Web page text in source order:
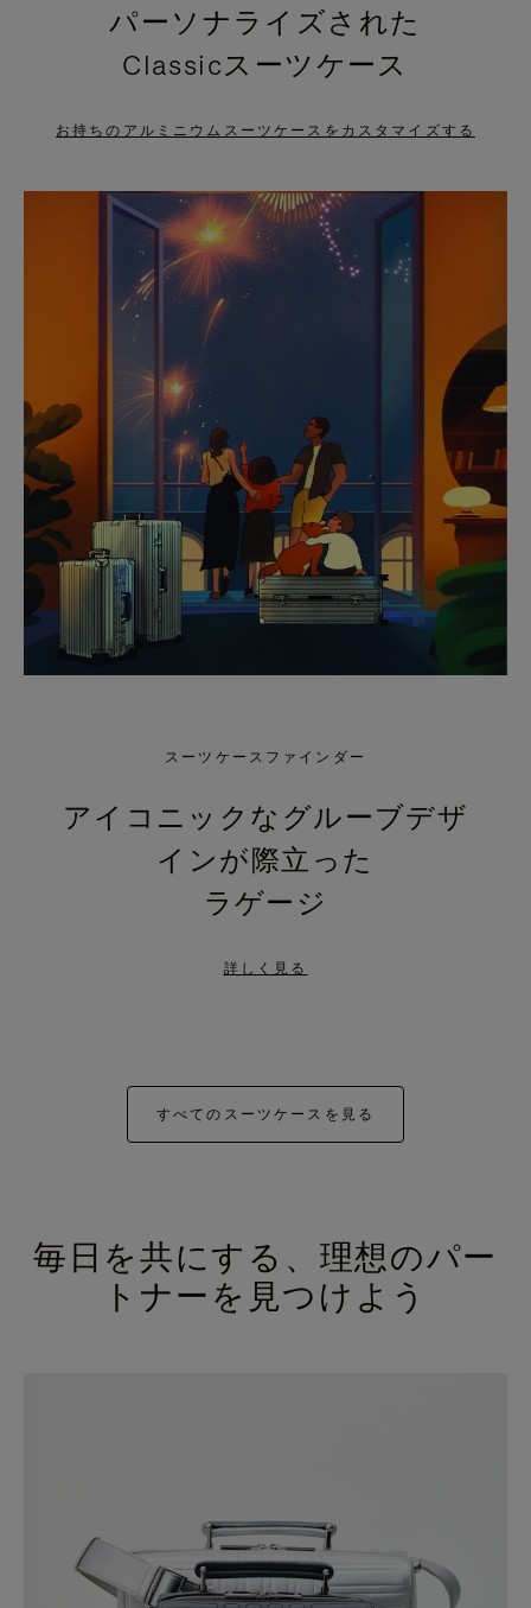
PRESS
PAUSE
PRESS
TO
UNMUTE
パーソナライズされた
Classicスーツケース
お持ちのアルミニウムスーツケースをカスタマイズする
スーツケースファインダー
アイコニックなグルーブデザ
インが際立った
ラゲージ
詳しく見る
すべてのスーツケースを見る
毎日を共にする、理想のパー
トナーを見つけよう